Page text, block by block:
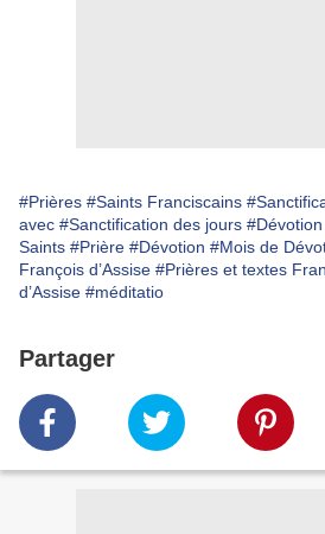
#Prières #Saints Franciscains
avec #Sanctification des jours
Saints #Prière #Dévotion #Mois de
François d’Assise #Prières et textes
d’Assise #méditatio
Partager